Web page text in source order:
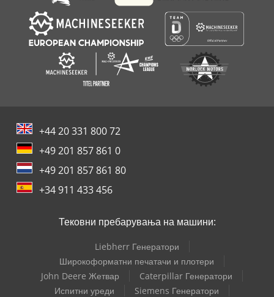
+44 20 331 800 72
+49 201 857 861 0
+49 201 857 861 80
+34 911 433 456
Тековни пребарувања на машини:
Liebherr Генератори
Широкоформатни печатачи и плотери
John Deere Жетвар
Caterpillar Генератори
Испитни уреди
Siemens Генератори